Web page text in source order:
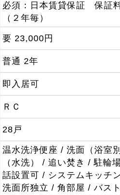
必須：日本賃貸保証 保証
（２年毎）
要 23,000円
普通 2年
即入居可
ＲＣ
28戸
温水洗浄便座
洗面（浴室
（水洗）
追い焚き
駐輪
話設置可
システムキッチ
洗面所独立
角部屋
バス